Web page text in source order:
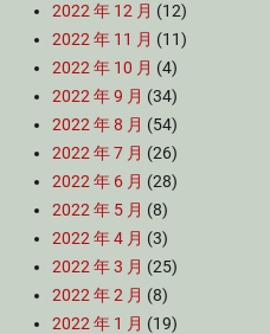
2022 年 12 月 (12)
2022 年 11 月 (11)
2022 年 10 月 (4)
2022 年 9 月 (34)
2022 年 8 月 (54)
2022 年 7 月 (26)
2022 年 6 月 (28)
2022 年 5 月 (8)
2022 年 4 月 (3)
2022 年 3 月 (25)
2022 年 2 月 (8)
2022 年 1 月 (19)